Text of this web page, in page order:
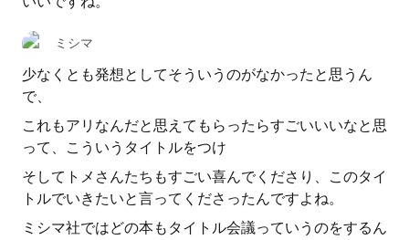
ミシマ
少なくとも発想としてそういうのがなかったと思うん
で、
これもアリなんだと思えてもらったらすごいいいなと思
って、こういうタイトルをつけ
そしてトメさんたちもすごい喜んでくださり、このタイ
トルでいきたいと言ってくださったんですよね。
ミシマ社ではどの本もタイトル会議っていうのをするん